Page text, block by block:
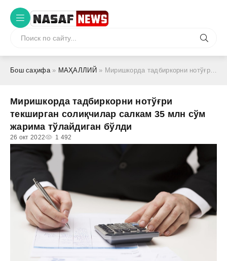
Бош саҳифа» МАҲАЛЛИЙ » Миришкорда тадбиркорни нотўғри текширган солиқчилар салкам 35 млн сўм жарима тўлайдиган бўлди
Миришкорда тадбиркорни нотўғри
текширган солиқчилар салкам 35 млн сўм
жарима тўлайдиган бўлди
26 окт 2022 1 492